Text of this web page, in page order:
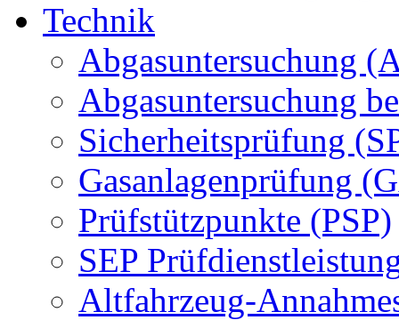
Technik
Abgasuntersuchung
Abgasuntersuchung
Sicherheitsprüfung
Gasanlagenprüfung
Prüfstützpunkte (PSP)
SEP
Altfahrzeug-